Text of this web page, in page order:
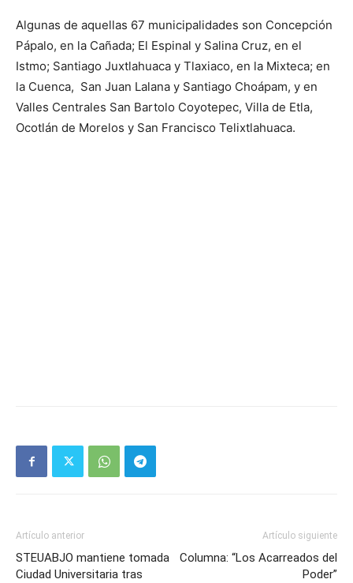
Algunas de aquellas 67 municipalidades son Concepción
Pápalo, en la Cañada; El Espinal y Salina Cruz, en el
Istmo; Santiago Juxtlahuaca y Tlaxiaco, en la Mixteca; en
la Cuenca, San Juan Lalana y Santiago Choápam, y en
Valles Centrales San Bartolo Coyotepec, Villa de Etla,
Ocotlán de Morelos y San Francisco Telixtlahuaca.
Artículo anterior
STEUABJO mantiene tomada
Ciudad Universitaria tras
Artículo siguiente
Columna: “Los Acarreados del
Poder”